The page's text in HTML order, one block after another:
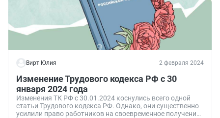
Вирт Юлия 2 февраля 2024
Изменение Трудового кодекса РФ с 30
января 2024 года
Изменения ТК РФ с 30.01.2024 коснулись всего одной
статьи Трудового кодекса РФ. Однако, они существенно
усилили право работников на своевременное получение